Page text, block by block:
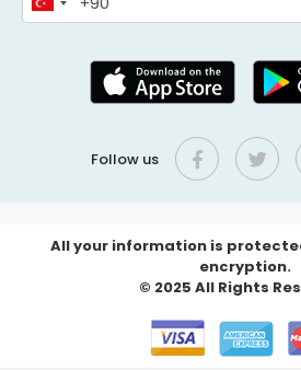
Follow us
All your information is
encryption.
© 2025 All Rights